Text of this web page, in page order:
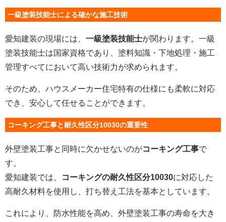
一級塗装技能士による確かな施工技術
愛知建装の現場には、 一級塗装技能士が関わります。一級
塗装技能士は国家資格であり、塗料知識・下地処理・施工
管理すべてにおいて高い技術力が求められます。
そのため、ハウスメーカー住宅特有の仕様にも柔軟に対応
でき、安心して任せることができます。
コーキング工事と耐久性区分10030の重要性
外壁塗装工事と同時に欠かせないのがコーキング工事で
す。
愛知建装では、
コーキングの耐久性区分10030に対応した
高耐久材料を使用し、打ち替え工法を基本としています。
これにより、防水性能を高め、外壁塗装工事の寿命を大き